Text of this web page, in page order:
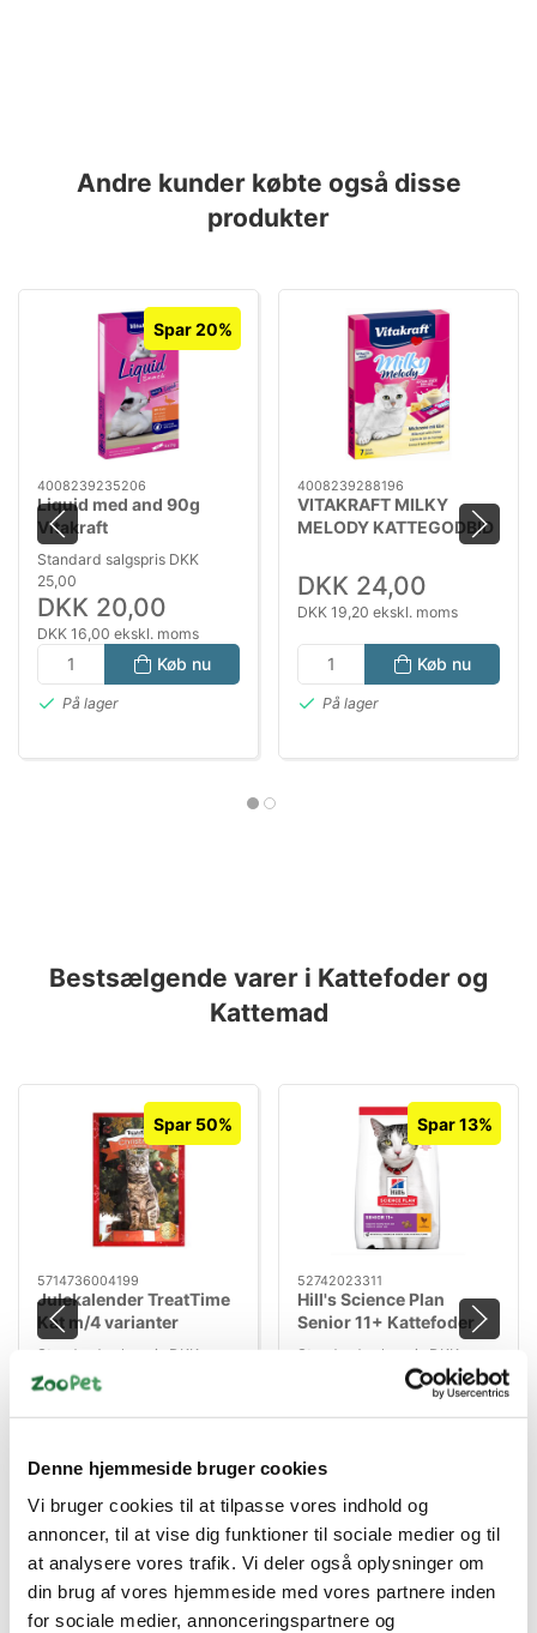
Denne hjemmeside bruger cookies
Vi bruger cookies til at tilpasse vores indhold og
annoncer, til at vise dig funktioner til sociale medier og til
at analysere vores trafik. Vi deler også oplysninger om
din brug af vores hjemmeside med vores partnere inden
for sociale medier, annonceringspartnere og
Andre kunder købte også disse
produkter
Spar 20%
4008239235206
Liquid med and 90g
Vitakraft
Standard salgspris DKK
25,00
DKK 20,00
DKK 16,00 ekskl. moms
Køb nu
På lager
4008239288196
VITAKRAFT MILKY
MELODY KATTEGODBID
DKK 24,00
DKK 19,20 ekskl. moms
Køb nu
På lager
Bestsælgende varer i Kattefoder og
Kattemad
Spar 50%
5714736004199
Julekalender TreatTime
Kat m/4 varianter
Standard salgspris DKK
69,00
DKK 34,50
Køb nu
På lager
Spar 13%
52742023311
Hill's Science Plan
Senior 11+ Kattefoder
med Kylling – 1,5 kg
Standard salgspris DKK
DKK 139,00
På lager